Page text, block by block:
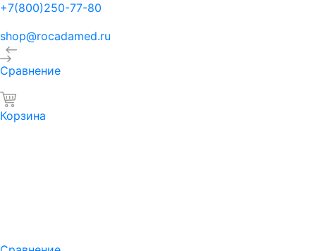
+7(800)250-77-80
shop@rocadamed.ru
Сравнение
Корзина